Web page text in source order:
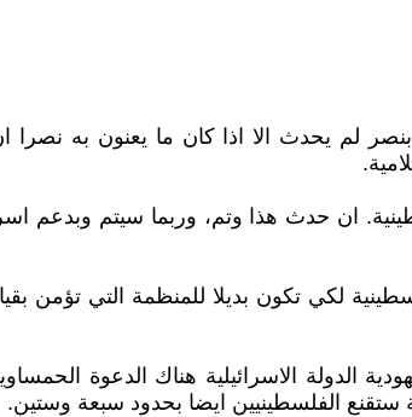
لم يحدث الا اذا كان ما يعنون به نصرا
ان حدث هذا وتم، وربما سيتم وبدعم
لكي تكون بديلا للمنظمة التي تؤمن
الاسرائيلية هناك الدعوة
ستقنع الفلسطينيين ايضا بحدود سبعة وستين.